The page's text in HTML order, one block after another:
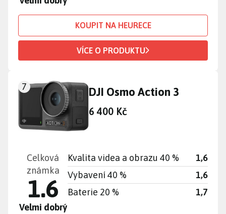
KOUPIT NA HEURECE
VÍCE O PRODUKTU
7 DJI Osmo Action 3
6 400 Kč
Kvalita videa a obrazu 40 %
1,6
Vybavení 40 %
1,6
Baterie 20 %
1,7
Celková
známka
1.6
Velmi dobrý